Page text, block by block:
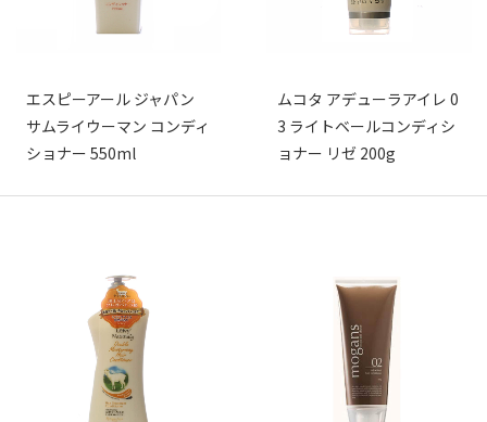
エスピーアール ジャパン
サムライウーマン コンディ
ショナー 550ml
ムコタ アデューラアイレ 0
3 ライトベールコンディシ
ョナー リゼ 200g